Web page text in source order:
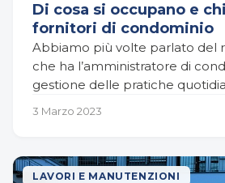
Di cosa si occupano e
fornitori di condominio
Abbiamo più volte parlato del
che ha l’amministratore di
gestione delle pratiche
3 Marzo 2023
LAVORI E MANUTENZIONI